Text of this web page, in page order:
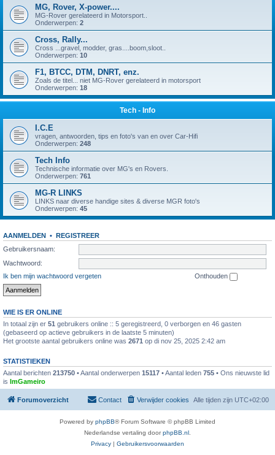
MG, Rover, X-power....
MG-Rover gerelateerd in Motorsport..
Onderwerpen: 2
Cross, Rally...
Cross ...gravel, modder, gras....boom,sloot..
Onderwerpen: 10
F1, BTCC, DTM, DNRT, enz.
Zoals de titel... niet MG-Rover gerelateerd in motorsport
Onderwerpen: 18
Tech - Info
I.C.E
vragen, antwoorden, tips en foto's van en over Car-Hifi
Onderwerpen: 248
Tech Info
Technische informatie over MG's en Rovers.
Onderwerpen: 761
MG-R LINKS
LINKS naar diverse handige sites & diverse MGR foto's
Onderwerpen: 45
AANMELDEN • REGISTREER
Gebruikersnaam:
Wachtwoord:
Ik ben mijn wachtwoord vergeten
Onthouden
WIE IS ER ONLINE
In totaal zijn er 51 gebruikers online :: 5 geregistreerd, 0 verborgen en 46 gasten
(gebaseerd op actieve gebruikers in de laatste 5 minuten)
Het grootste aantal gebruikers online was 2671 op di nov 25, 2025 2:42 am
STATISTIEKEN
Aantal berichten 213750 • Aantal onderwerpen 15117 • Aantal leden 755 • Ons nieuwste lid
is ImGameiro
Forumoverzicht Alle tijden zijn UTC+02:00
Verwijder cookies
Contact
Powered by phpBB® Forum Software © phpBB Limited
Nederlandse vertaling doorphpBB.nl
Privacy | Gebruikersvoorwaarden